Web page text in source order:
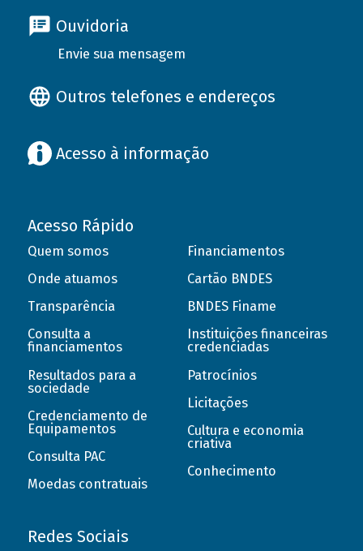
Ouvidoria
Envie sua mensagem
Outros telefones e endereços
Acesso à informação
Acesso Rápido
Quem somos
Onde atuamos
Transparência
Consulta a
financiamentos
Resultados para a
sociedade
Credenciamento de
Equipamentos
Consulta PAC
Moedas contratuais
Financiamentos
Cartão BNDES
BNDES Finame
Instituições financeiras
credenciadas
Patrocínios
Licitações
Cultura e economia
criativa
Conhecimento
Redes Sociais